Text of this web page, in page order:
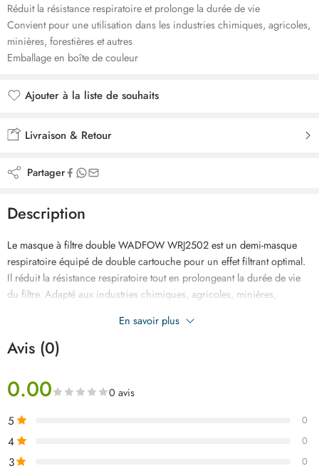
Réduit la résistance respiratoire et prolonge la durée de vie
Convient pour une utilisation dans les industries chimiques, agricoles,
minières, forestières et autres
Emballage en boîte de couleur
Ajouter à la liste de souhaits
Livraison & Retour
Partager
Description
Le masque à filtre double WADFOW WRJ2502 est un demi-masque
respiratoire équipé de double cartouche pour un effet filtrant optimal.
Il réduit la résistance respiratoire tout en prolongeant la durée de vie
du filtre. Adapté aux industries chimiques, agricoles, minières,
sécurité. Livré dans une boîte colorée, il est prêt à l’usage.
En savoir plus
Avis (0)
0.00 0 avis
5 0
4 0
3 0